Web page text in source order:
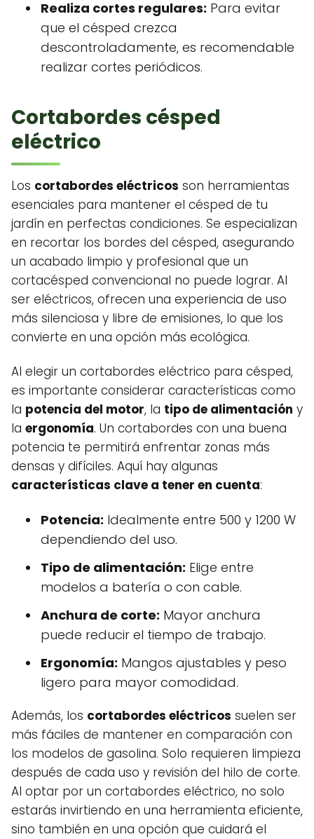
Realiza cortes regulares: Para evitar
que el césped crezca
descontroladamente, es recomendable
realizar cortes periódicos.
Cortabordes césped
eléctrico
Los cortabordes eléctricos son herramientas
esenciales para mantener el césped de tu
jardín en perfectas condiciones. Se especializan
en recortar los bordes del césped, asegurando
un acabado limpio y profesional que un
cortacésped convencional no puede lograr. Al
ser eléctricos, ofrecen una experiencia de uso
más silenciosa y libre de emisiones, lo que los
convierte en una opción más ecológica.
Al elegir un cortabordes eléctrico para césped,
es importante considerar características como
la potencia del motor, la tipo de alimentación y
la ergonomía. Un cortabordes con una buena
potencia te permitirá enfrentar zonas más
densas y difíciles. Aquí hay algunas
características clave a tener en cuenta:
Potencia: Idealmente entre 500 y 1200 W
dependiendo del uso.
Tipo de alimentación: Elige entre
modelos a batería o con cable.
Anchura de corte: Mayor anchura
puede reducir el tiempo de trabajo.
Ergonomía: Mangos ajustables y peso
ligero para mayor comodidad.
Además, los cortabordes eléctricos suelen ser
más fáciles de mantener en comparación con
los modelos de gasolina. Solo requieren limpieza
después de cada uso y revisión del hilo de corte.
Al optar por un cortabordes eléctrico, no solo
estarás invirtiendo en una herramienta eficiente,
sino también en una opción que cuidará el